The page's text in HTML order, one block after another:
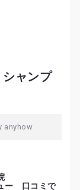
ャンプ
anyhow
口コミで